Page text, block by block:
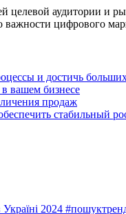
целевой аудитории и
цифрового
и достичь
вашем бизнесе
продаж
стабильный
2024